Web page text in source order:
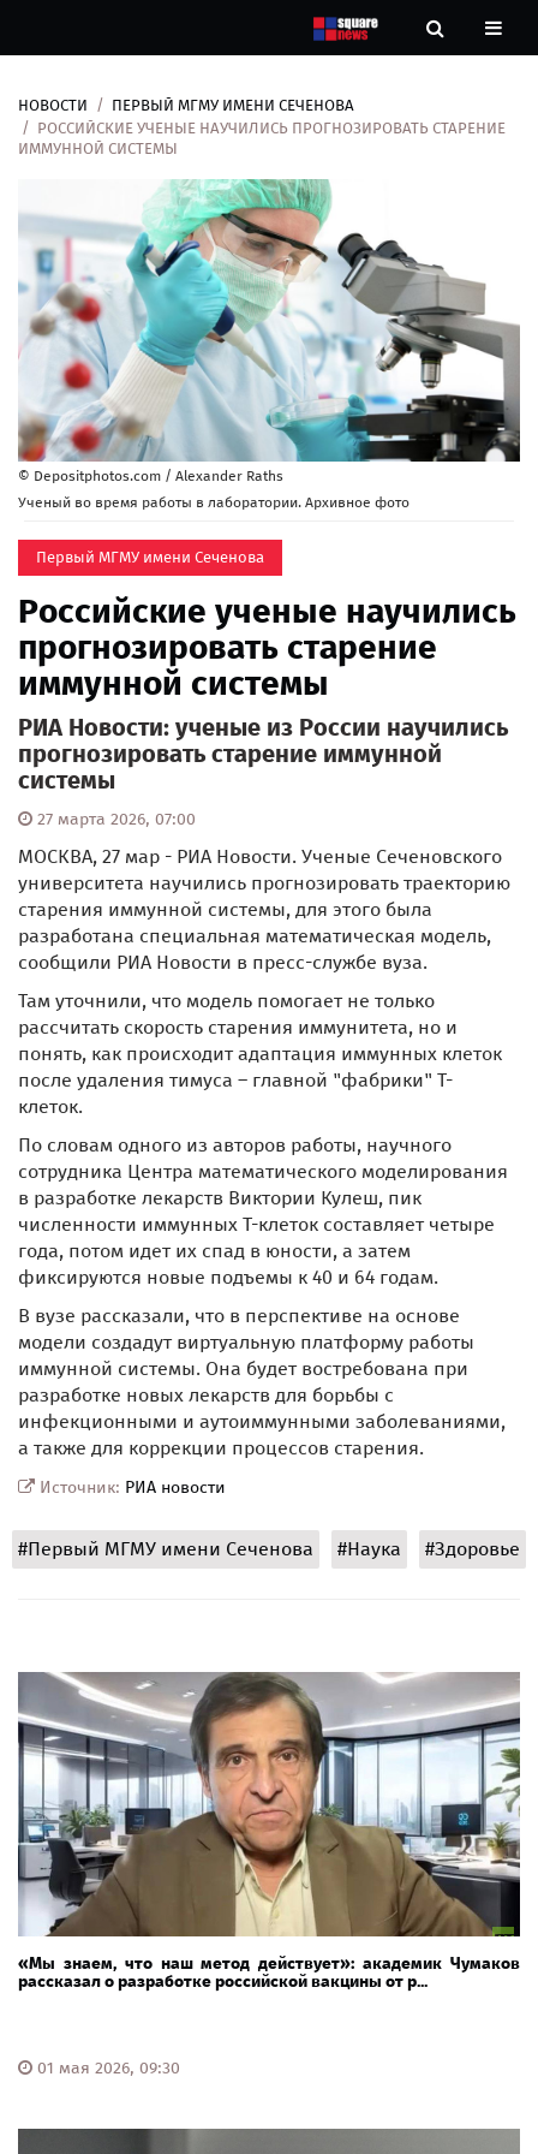
Новости
Контакты
нас
НОВОСТИ
ПЕРВЫЙ МГМУ ИМЕНИ СЕЧЕНОВА
РОССИЙСКИЕ УЧЕНЫЕ НАУЧИЛИСЬ ПРОГНОЗИРОВАТЬ СТАРЕНИЕ
ИММУННОЙ СИСТЕМЫ
© Depositphotos.com / Alexander Raths
Ученый во время работы в лаборатории. Архивное фото
Первый МГМУ имени Сеченова
Российские ученые научились
прогнозировать старение
иммунной системы
РИА Новости: ученые из России научились
прогнозировать старение иммунной
системы
27 марта 2026, 07:00
МОСКВА, 27 мар - РИА Новости. Ученые Сеченовского
университета научились прогнозировать траекторию
старения иммунной системы, для этого была
разработана специальная математическая модель,
сообщили РИА Новости в пресс-службе вуза.
Там уточнили, что модель помогает не только
рассчитать скорость старения иммунитета, но и
понять, как происходит адаптация иммунных клеток
после удаления тимуса – главной "фабрики" Т-
клеток.
По словам одного из авторов работы, научного
сотрудника Центра математического моделирования
в разработке лекарств Виктории Кулеш, пик
численности иммунных Т-клеток составляет четыре
года, потом идет их спад в юности, а затем
фиксируются новые подъемы к 40 и 64 годам.
В вузе рассказали, что в перспективе на основе
модели создадут виртуальную платформу работы
иммунной системы. Она будет востребована при
разработке новых лекарств для борьбы с
инфекционными и аутоиммунными заболеваниями,
а также для коррекции процессов старения.
Источник: РИА новости
#Первый МГМУ имени Сеченова #Наука #Здоровье
«Мы знаем, что наш метод действует»: академик Чумаков
рассказал о разработке российской вакцины от р...
01 мая 2026, 09:30